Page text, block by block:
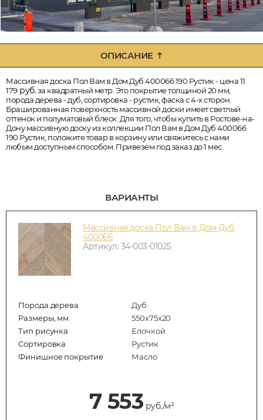
ОПИСАНИЕ
Массивная доска Пол Вам в Дом Дуб 400066 190 Рустик - цена 11
179руб.за квадратный метр. Это покрытие толщиной 20 мм,
порода дерева - дуб, сортировка - рустик, фаска с 4-х сторон.
Брашированная поверхность массивной доски имеет светлый
оттенок и полуматовый блеск. Для того, чтобы купить в Ростове-на-
Дону массивную доску из коллекции Пол Вам в Дом Дуб 400066
190 Рустик, положите товар в корзину или свяжитесь с нами
любым доступным способом. Привезем под заказ до 1 мес.
ВАРИАНТЫ
Массивная доска Пол Вам в Дом Дуб
400066
Артикул: 34-003-01025
Порода дерева
Дуб
Размеры, мм
550x75x20
Тип рисунка
Елочкой
Сортировка
Рустик
Финишное покрытие
Масло
7 553 руб./м²